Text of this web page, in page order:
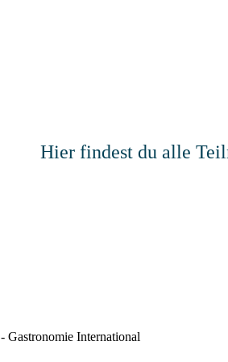
Hier findest du alle
- Gastronomie International